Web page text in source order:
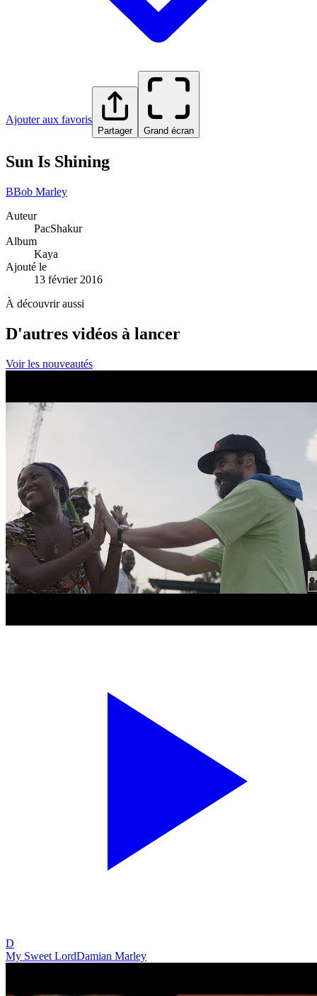
Ajouter aux favoris
Partager Grand écran
Sun Is Shining
BBob Marley
Auteur
PacShakur
Album
Kaya
Ajouté le
13 février 2016
À découvrir aussi
D'autres vidéos à lancer
Voir les nouveautés
D
My Sweet LordDamian Marley